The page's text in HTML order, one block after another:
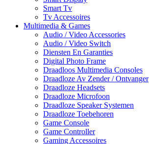
Smart Tv
Tv Accessoires
Multimedia & Games
Audio / Video Accessories
Audio / Video Switch
Diensten En Garanties
Digital Photo Frame
Draadloos Multimedia Consoles
Draadloze Av Zender / Ontvanger
Draadloze Headsets
Draadloze Microfoon
Draadloze Speaker Systemen
Draadloze Toebehoren
Game Console
Game Controller
Gaming Accessoires